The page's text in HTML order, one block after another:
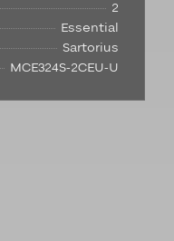
2
Essential
Sartorius
MCE324S-2CEU-U